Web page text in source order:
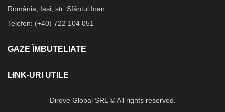
România, Iași, str. Sfântul Ioan
Telefon: (+40) 722 104 051
GAZE ÎMBUTELIATE
LINK-URI UTILE
Dirove Global SRL © All rights reserved.